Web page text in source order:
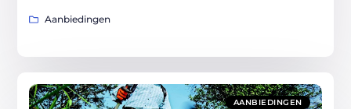
Aanbiedingen
AANBIEDINGEN